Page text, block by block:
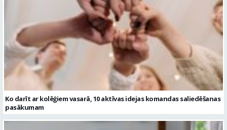
Ko darīt ar kolēģiem vasarā, 10 aktīvas idejas komandas saliedēšanas
pasākumam